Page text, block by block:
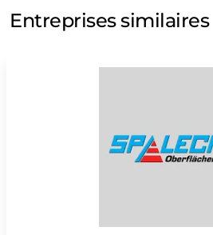
Entreprises similaires